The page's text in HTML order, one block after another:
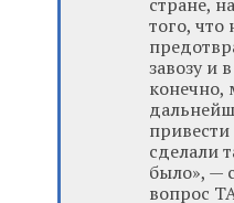
того, что
завозу и
сделали
было», —
вопрос